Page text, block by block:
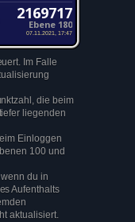
2169717
Ebene 180
07.11.2021, 17:47
Im Falle
die beim
liegenden
Einloggen
100 und
du in
Aufenthalts
aktualisiert.